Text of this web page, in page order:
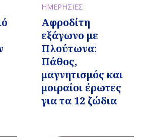
ΗΜΕΡΗΣΙΕΣ
Αφροδίτη
εξάγωνο με
Πλούτωνα:
Πάθος,
μαγνητισμός και
μοιραίοι έρωτες
για τα 12 ζώδια